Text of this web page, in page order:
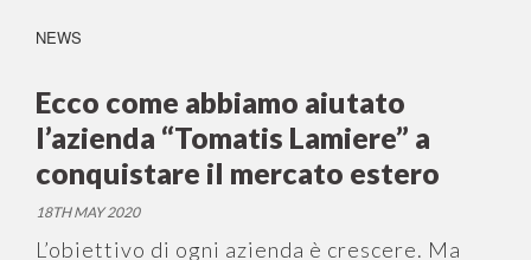
NEWS
Ecco come abbiamo aiutato
l’azienda “Tomatis Lamiere” a
conquistare il mercato estero
18TH MAY 2020
L’obiettivo di ogni azienda è crescere. Ma